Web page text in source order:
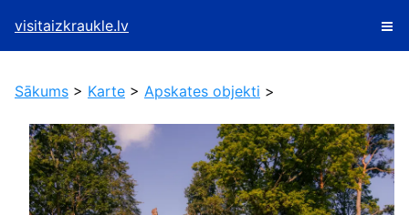
visitaizkraukle.lv
Sākums > Karte > Apskates objekti >